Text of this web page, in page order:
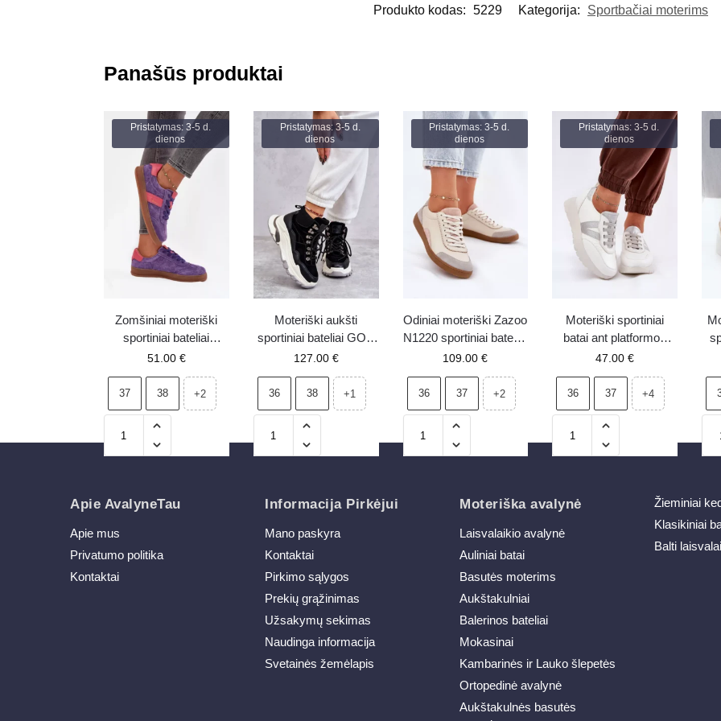
Produkto kodas: 5229 Kategorija: Sportbačiai moterims
Panašūs produktai
Pristatymas: 3-5 d.
dienos
Zomšiniai moteriški
sportiniai bateliai
Vinceza 79576
51.00 €
37 38 +2
Pristatymas: 3-5 d.
dienos
Moteriški aukšti
sportiniai bateliai GOE
KK2N4098 juodi
127.00 €
36 38 +1
Pristatymas: 3-5 d.
dienos
Odiniai moteriški Zazoo
N1220 sportiniai bateliai
smėlio spalvos
109.00€
36 37 +2
Pristatymas: 3-5 d.
dienos
Moteriški sportiniai
batai ant platformos
Vinceza 58510 balti
47.00€
36 37 +4
Apie AvalyneTau
Apie mus
Privatumo politika
Kontaktai
Informacija Pirkėjui
Mano paskyra
Kontaktai
Pirkimo sąlygos
Prekių grąžinimas
Užsakymų sekimas
Naudinga informacija
Svetainės žemėlapis
Moteriška avalynė
Laisvalaikio avalynė
Auliniai batai
Basutės moterims
Aukštakulniai
Balerinos bateliai
Mokasinai
Kambarinės ir Lauko šlepetės
Ortopedinė avalynė
Aukštakulnės basutės
Žieminiai
Klasikiniai
Balti